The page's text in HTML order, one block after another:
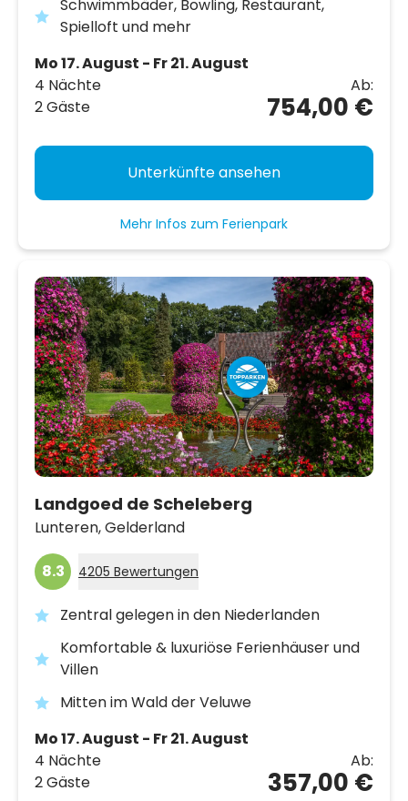
Schwimmbäder, Bowling, Restaurant,
Spielloft und mehr
Mo 17. August - Fr 21. August
4 Nächte
2 Gäste
Ab:
754,00 €
Unterkünfte ansehen
Mehr Infos zum Ferienpark
Landgoed de Scheleberg
Lunteren,Gelderland
8.3 4205 Bewertungen
Zentral gelegen in den Niederlanden
Komfortable & luxuriöse Ferienhäuser und
Villen
Mitten im Wald der Veluwe
Mo 17. August - Fr 21. August
4 Nächte
2 Gäste
Ab:
357,00 €